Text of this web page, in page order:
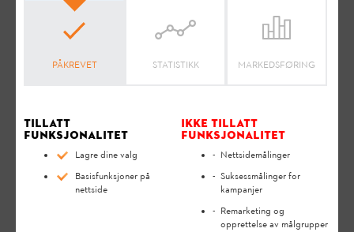
Lesbruksanvisningen
produktet for bruk, tar det i bruk, rengjør det, transporterer
det, oppbevarer det, vedlikeholder det, reparerer det,
utbedrer eventuelle feil eller avhender det. Bruksanvisningen
inneholder sikkerhetsinstruksjoner og hjelper deg å bruke
Som flåtesjef kan du til enhver tid legge til flere
medarbeidere via STIHL connected-portalen, og
tilordne rettigheter i de respektive
brukerinnstillingene. Slik kan enhetene brukes
PÅKREVET STATISTIKK MARKEDSFØRING
Tillatt
funksjonalitet
Lagre dine valg
Basisfunksjoner på
nettside
Ikke tillatt
funksjonalitet
Nettsidemålinger
Suksessmålinger for
kampanjer
Remarketing og
opprettelse av målgrupper